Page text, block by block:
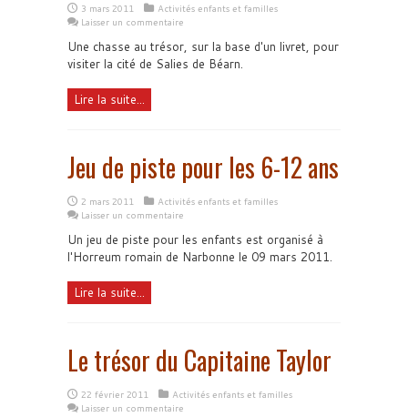
3 mars 2011
Activités enfants et familles
Laisser un commentaire
Une chasse au trésor, sur la base d'un livret, pour
visiter la cité de Salies de Béarn.
Lire la suite...
Jeu de piste pour les 6-12 ans
2 mars 2011
Activités enfants et familles
Laisser un commentaire
Un jeu de piste pour les enfants est organisé à
l'Horreum romain de Narbonne le 09 mars 2011.
Lire la suite...
Le trésor du Capitaine Taylor
22 février 2011
Activités enfants et familles
Laisser un commentaire